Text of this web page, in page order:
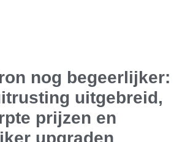
nog begeerlijker:
uitgebreid,
prijzen en
upgraden